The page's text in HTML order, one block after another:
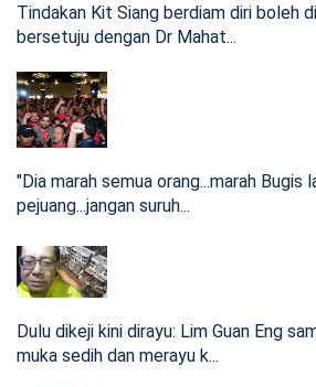
Menurut beliau, kerajaan negeri
sebahagian hasil c...
17:04 Apr 28, 2026
Agong berkenan hulur bantuan
mangsa kebakaran besar Sabah
Iskandar, Se...
16:04 Apr 22, 2026
Tindakan Kit Siang berdiam diri boleh
bersetuju dengan Dr Mahat...
"Dia marah semua orang...marah Bugis
pejuang...jangan suruh...
Dulu dikeji kini dirayu: Lim Guan Eng
muka sedih dan merayu k...